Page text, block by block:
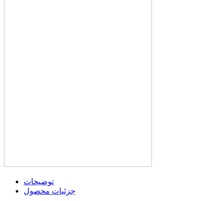
توضیحات
جزئیات محصول